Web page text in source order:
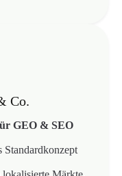
Co.
GEO & SEO
Standardkonzept